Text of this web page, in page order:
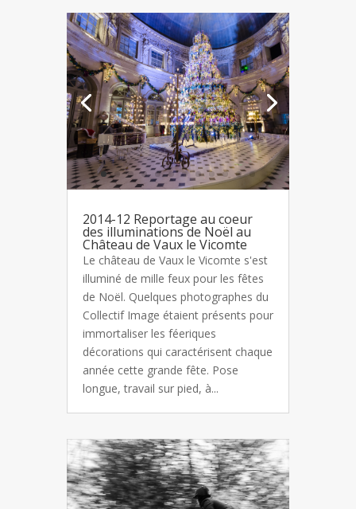
2014-12 Reportage au coeur
des illuminations de Noël au
Château de Vaux le Vicomte
Le château de Vaux le Vicomte s'est
illuminé de mille feux pour les fêtes
de Noël. Quelques photographes du
Collectif Image étaient présents pour
immortaliser les féeriques
décorations qui caractérisent chaque
année cette grande fête. Pose
longue, travail sur pied, à...